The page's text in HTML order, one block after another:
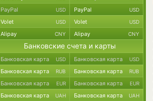
PayPal USD PayPal USD
Volet USD Volet USD
Alipay CNY Alipay CNY
Банковские счета и карты
Банковская карта USD Банковская карта USD
Банковская карта RUB Банковская карта RUB
Банковская карта EUR Банковская карта EUR
Банковская карта UAH Банковская карта UAH